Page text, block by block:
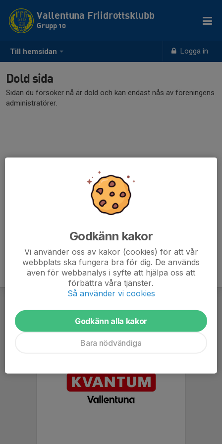
Till hemsidan Logga in
Vallentuna Friidrottsklubb
Grupp 10
Dold sida
Sidan du försöker nå är dold och kan endast nås av föreningens
administratörer.
Godkänn kakor
Vi använder oss av kakor (cookies) för att vår
webbplats ska fungera bra för dig. De används
även för webbanalys i syfte att hjälpa oss att
förbättra våra tjänster.
Så använder vi cookies
Godkänn alla kakor
Bara nödvändiga